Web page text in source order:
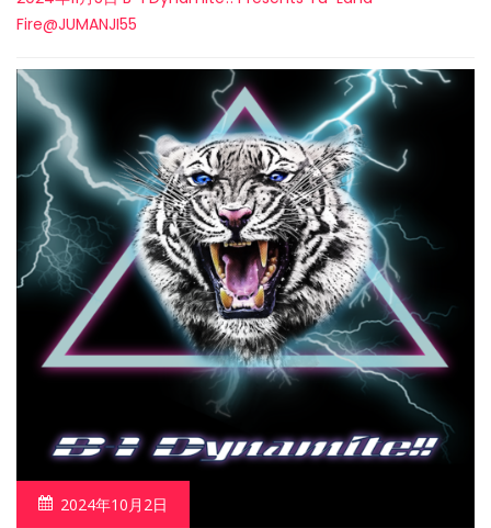
Fire@JUMANJI55
2024年10月2日